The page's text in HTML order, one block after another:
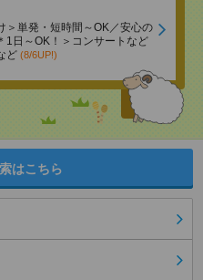
＞単発・短時間～OK／安心の
1日～OK！＞コンサートなど
ど (8/6UP!)
はこちら